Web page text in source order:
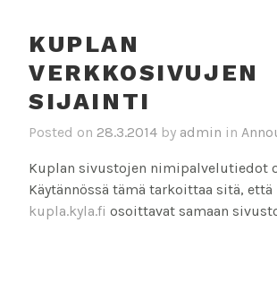
KUPLAN
VERKKOSIVUJEN
SIJAINTI
Posted on 28.3.2014 by admin in
Kuplan sivustojen nimipalvelutiedot
Käytännössä tämä tarkoittaa sitä, että
kupla.kyla.fi osoittavat samaan